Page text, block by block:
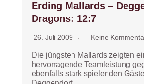
Erding Mallards –
Dragons: 12:7
26. Juli 2009 Keine
Die jüngsten Mallards zeigten
hervorragende Teamleistung
ebenfalls stark spielenden